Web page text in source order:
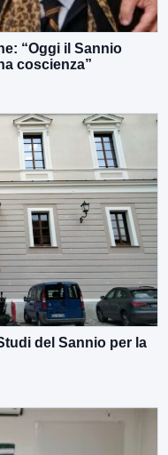
“Oggi il Sannio
coscienza”
del Sannio per la